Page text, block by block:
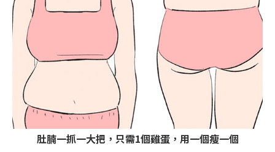
肚腩一抓一大把，只需1個雞蛋，用一個瘦一個